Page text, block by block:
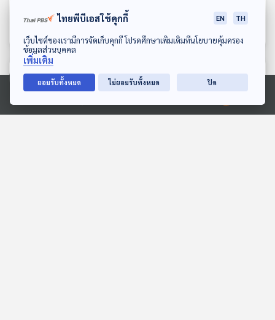
ดาวน์โหลด Thai PBS Podcast Application
Ⓒ 2020 องค์การกระจายเสียงและแพร่ภาพสาธารณะแห่งประเทศไทย
อำนาจกับประชาชน
เศรษฐกิจติดบ้าน
ตอนที่เกี่ยวข้อง
ไทยพีบีเอสใช้คุกกี้ EN TH
เว็บไซต์ของเรามีการจัดเก็บคุกกี้ โปรดศึกษาเพิ่มเติมที่นโยบายคุ้มครอง
ข้อมูลส่วนบุคคล
เพิ่มเติม
ยอมรับทั้งหมด ไม่ยอมรับทั้งหมด ปิด